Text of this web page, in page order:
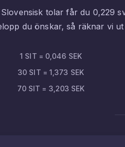
Slovensisk tolar får du 0,229
du önskar, så räknar vi
1 SIT = 0,046 SEK
30 SIT = 1,373 SEK
70 SIT = 3,203 SEK